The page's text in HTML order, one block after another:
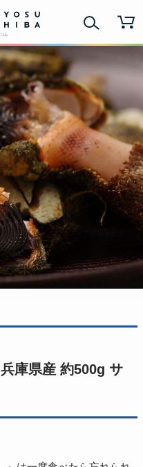
庫県産 約500g サ